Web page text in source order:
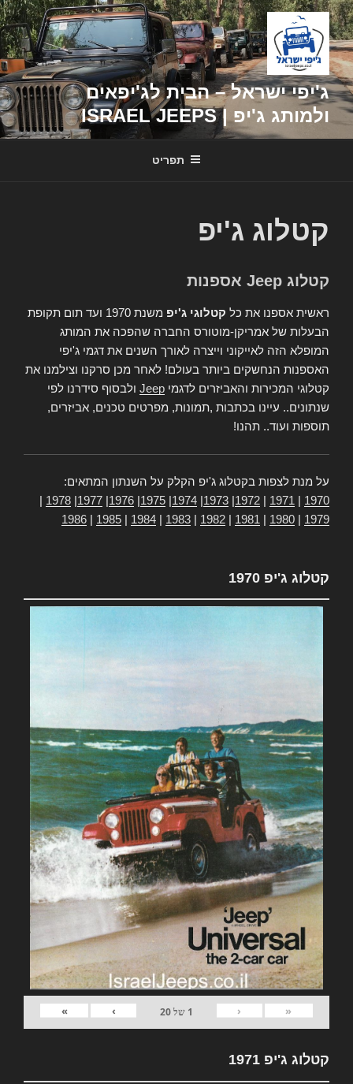
דילוג
לתוכן
ג'יפי ישראל – הבית לג'יפאים
ולמותג ג'יפ | ISRAEL JEEPS
תפריט
קטלוג ג'יפ
קטלוג Jeep אספנות
ראשית אספנו את כל קטלוגי ג'יפ
משנת 1970 ועד תום תקופת
הבעלות של אמריקן-מוטורס החברה שהפכה את המותג
המופלא הזה לאייקוני וייצרה לאורך השנים את דגמי ג'יפי
האספנות הנחשקים ביותר בעולם! לאחר מכן סרקנו וצילמנו את
קטלוגי המכירות והאביזרים לדגמי Jeep ולבסוף סידרנו לפי
שנתונים.. עיינו בכתבות ,תמונות, מפרטים טכנים, אביזרים,
תוספות ועוד.. תהנו!
על מנת לצפות בקטלוג ג'יפ הקלק על השנתון המתאים:
1970
1971
1972
1973
1974
1975
1976
1977
1978
1979
1980
1981
1982
1983
1984
1985
1986
קטלוג ג'יפ 1970
«
‹
1 של20
›
»
קטלוג ג'יפ 1971